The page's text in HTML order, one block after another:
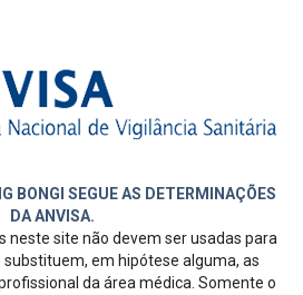
BONGI SEGUE AS DETERMINAÇÕES
DA ANVISA.
neste site não devem ser usadas para
em hipótese alguma, as
da área médica. Somente o